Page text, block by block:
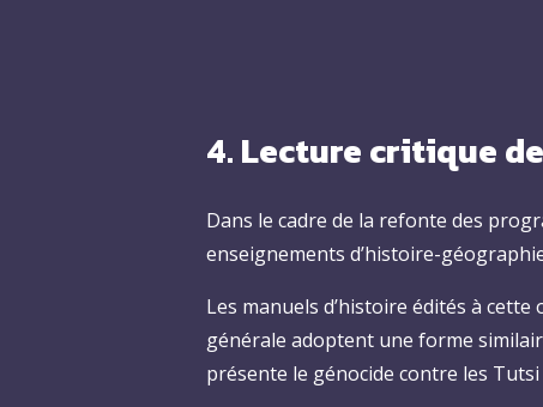
4. Lecture critique
Dans le cadre de la refonte des
enseignements d’histoire-
Les manuels d’histoire édités à
générale adoptent une forme
présente le génocide contre les